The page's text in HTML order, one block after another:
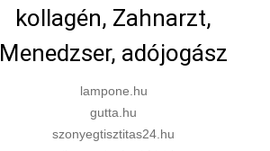
kollagén, Zahnarzt,
Menedzser, adójogász
lampone.hu
gutta.hu
szonyegtisztitas24.hu